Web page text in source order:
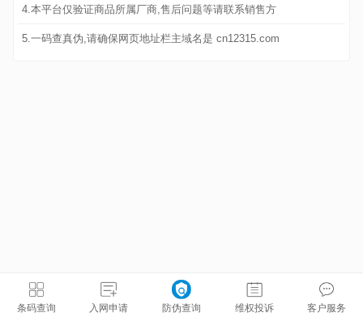
4.本平台仅验证商品所属厂商,售后问题等请联系销售方
5.一码查真伪,请确保网页地址栏主域名是 cn12315.com
条码查询 入网申请 防伪查询 维权投诉 客户服务